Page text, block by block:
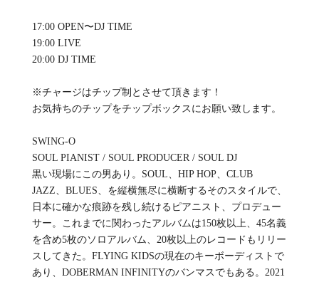
17:00 OPEN〜DJ TIME
19:00 LIVE
20:00 DJ TIME
※チャージはチップ制とさせて頂きます！
お気持ちのチップをチップボックスにお願い致します。
SWING-O
SOUL PIANIST / SOUL PRODUCER / SOUL DJ
黒い現場にこの男あり。SOUL、HIP HOP、CLUB
JAZZ、BLUES、を縦横無尽に横断するそのスタイルで、
日本に確かな痕跡を残し続けるピアニスト、プロデュー
サー。これまでに関わったアルバムは150枚以上、45名義
を含め5枚のソロアルバム、20枚以上のレコードもリリー
スしてきた。FLYING KIDSの現在のキーボーディストで
あり、DOBERMAN INFINITYのバンマスでもある。2021